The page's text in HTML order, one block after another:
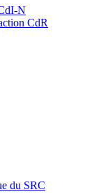
N
CdR
du SRC